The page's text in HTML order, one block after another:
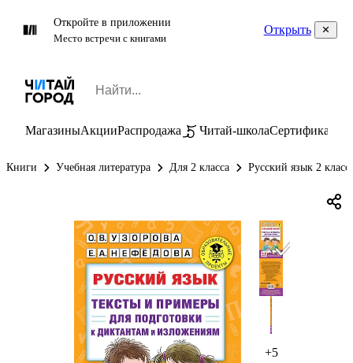
Откройте в приложении
Место встречи с книгами
Открыть
МагазиныАкцииРаспродажа Читай-школаСертификаты
Книги Учебная литература Для 2 класса Русский язык 2 класс
+5